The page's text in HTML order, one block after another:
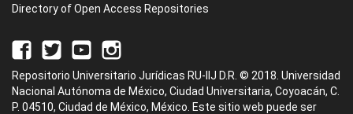
Directory of Open Access Repositories
Repositorio Universitario Jurídicas RU-IIJ D.R. © 2018. Universidad
Nacional Autónoma de México, Ciudad Universitaria, Coyoacán, C.
P. 04510, Ciudad de México, México. Este sitio web puede ser